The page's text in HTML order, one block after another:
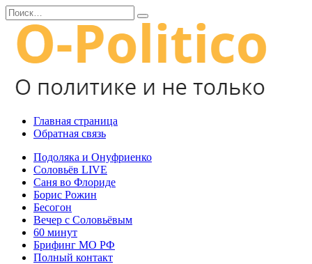
Перейти
к
содержанию
Search
for:
Главная страница
Обратная связь
Подоляка и Онуфриенко
Соловьёв LIVE
Саня во Флориде
Борис Рожин
Бесогон
Вечер с Соловьёвым
60 минут
Брифинг МО РФ
Полный контакт